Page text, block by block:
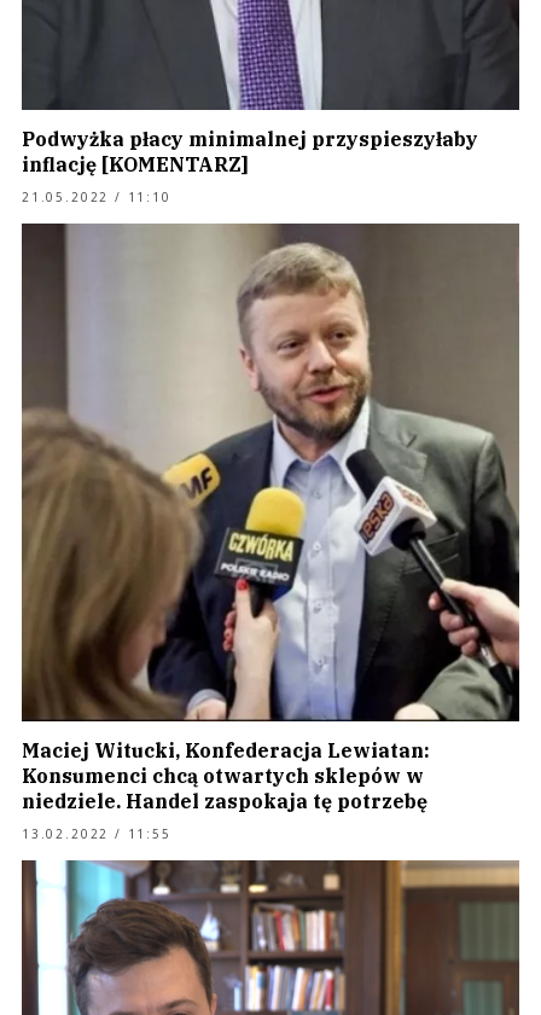
Podwyżka płacy minimalnej przyspieszyłaby
inflację [KOMENTARZ]
21.05.2022 / 11:10
Maciej Witucki, Konfederacja Lewiatan:
Konsumenci chcą otwartych sklepów w
niedziele. Handel zaspokaja tę potrzebę
13.02.2022 / 11:55